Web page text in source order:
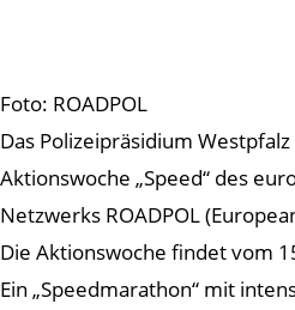
Foto: ROADPOL
Das Polizeipräsidium
Aktionswoche „Speed“ des
Netzwerks ROADPOL
Die Aktionswoche findet vom
Ein „Speedmarathon“ mit